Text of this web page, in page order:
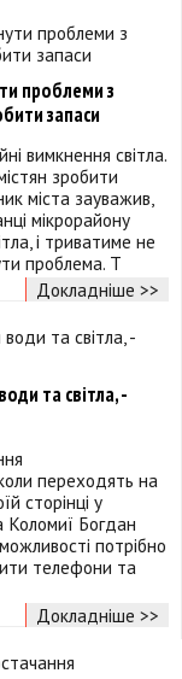
проблеми з
запаси
вимкнення світла.
зробити
міста зауважив,
мікрорайону
і триватиме не
проблема. Т
Докладніше >>
та світла, -
переходять на
сторінці у
Коломиї Богдан
потрібно
телефони та
Докладніше >>